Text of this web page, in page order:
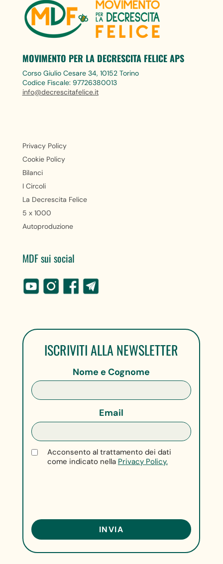
MOVIMENTO PER LA DECRESCITA FELICE APS
Corso Giulio Cesare 34, 10152 Torino
Codice Fiscale: 97726380013
info@decrescitafelice.it
Privacy Policy
Cookie Policy
Bilanci
I Circoli
La Decrescita Felice
5 x 1000
Autoproduzione
MDF sui social
ISCRIVITI ALLA NEWSLETTER
Nome e Cognome
Email
Acconsento al trattamento dei dati
come indicato nella Privacy Policy.